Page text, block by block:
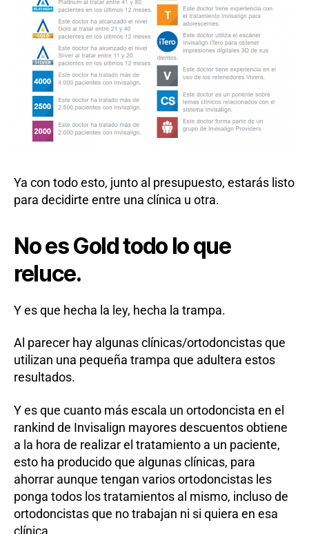
Ya con todo esto, junto al presupuesto, estarás listo
para decidirte entre una clínica u otra.
No es Gold todo lo que
reluce.
Y es que hecha la ley, hecha la trampa.
Al parecer hay algunas clínicas/ortodoncistas que
utilizan una pequeña trampa que adultera estos
resultados.
Y es que cuanto más escala un ortodoncista en el
rankind de Invisalign mayores descuentos obtiene
a la hora de realizar el tratamiento a un paciente,
esto ha producido que algunas clínicas, para
ahorrar aunque tengan varios ortodoncistas les
ponga todos los tratamientos al mismo, incluso de
ortodoncistas que no trabajan ni si quiera en esa
clínica.